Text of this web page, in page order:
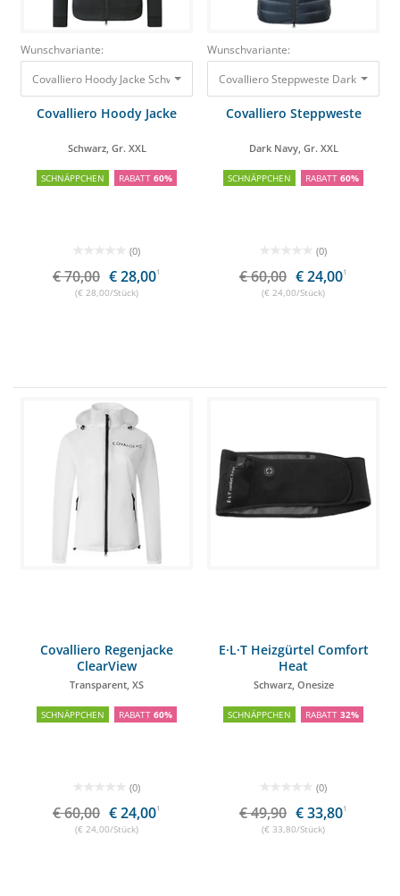
Wunschvariante:
Covalliero Hoody Jacke Schwarz, Gr. XXL70,00 €28,00 €
Covalliero Hoody Jacke
Schwarz, Gr. XXL
SCHNÄPPCHEN RABATT 60%
(0)
€ 70,00 € 28,001
(€ 28,00/Stück)
Wunschvariante:
Covalliero Steppweste
Dark Navy, Gr. XXL
SCHNÄPPCHEN RABATT 60%
(0)
€ 60,00 € 24,001
(€ 24,00/Stück)
Covalliero Regenjacke
ClearView
Transparent, XS
SCHNÄPPCHEN RABATT 60%
(0)
€ 60,00 € 24,001
(€ 24,00/Stück)
E·L·T Heizgürtel Comfort
Heat
Schwarz, Onesize
SCHNÄPPCHEN RABATT 32%
(0)
€ 49,90 € 33,801
(€ 33,80/Stück)